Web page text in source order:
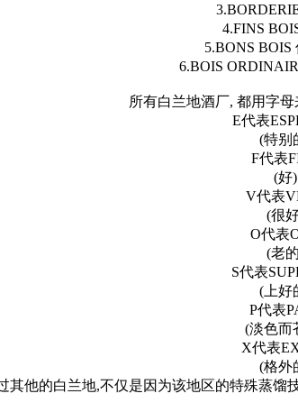
4.FINS
5.BONS BOIS
6.BOIS
所有白兰地酒厂, 都用字母
E代表
(特别
F代表
(好)
V代表
(很
O代表
(老
S代表
(上好
P代表
(淡色而
X代表
(格外
其他的白兰地,不仅是因为该地区的特殊蒸馏